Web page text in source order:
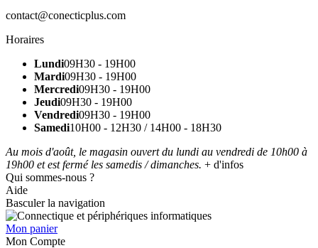
contact@conecticplus.com
Horaires
Lundi09H30 - 19H00
Mardi09H30 - 19H00
Mercredi09H30 - 19H00
Jeudi09H30 - 19H00
Vendredi09H30 - 19H00
Samedi10H00 - 12H30 / 14H00 - 18H30
Au mois d'août, le magasin ouvert du lundi au vendredi de 10h00 à
19h00 et est fermé les samedis / dimanches. + d'infos
Qui sommes-nous ?
Aide
Basculer la navigation
Mon panier
Mon Compte